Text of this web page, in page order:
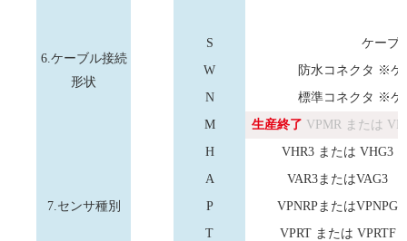
6.ケーブル接続
形状
S
ケーブ
W
防水コネクタ ※ケ
N
標準コネクタ ※ケ
7.センサ種別
M 生産終了 VPMR または
H
VHR3 または VHG3
A
VAR3またはVAG3
P
VPNRPまたはVPNPG
T
VPRT または VPRTF